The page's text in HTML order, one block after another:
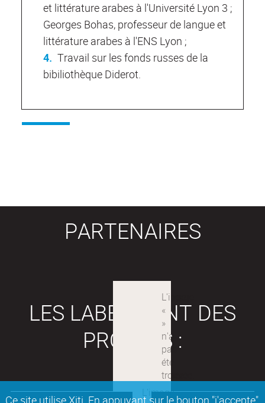
Ce site utilise Xiti. En appuyant sur le bouton "j'accepte"
et littérature arabes à l'Université Lyon 3 ;
Georges Bohas, professeur de langue et
littérature arabes à l'ENS Lyon ;
Travail sur les fonds russes de la
bibiliothèque Diderot.
PARTENAIRES
LES LABEX SONT DES
PROJETS :